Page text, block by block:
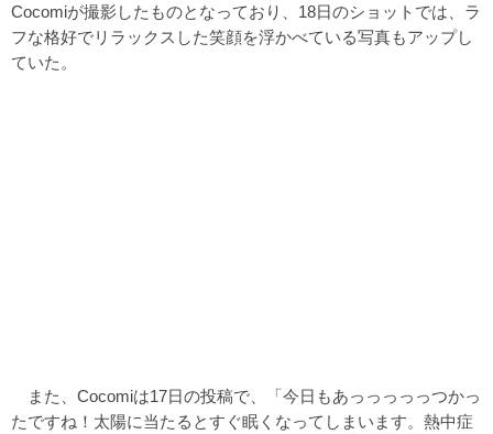
Cocomiが撮影したものとなっており、18日のショットでは、ラ
フな格好でリラックスした笑顔を浮かべている写真もアップし
ていた。
また、Cocomiは17日の投稿で、「今日もあっっっっっつかっ
たですね！太陽に当たるとすぐ眠くなってしまいます。熱中症